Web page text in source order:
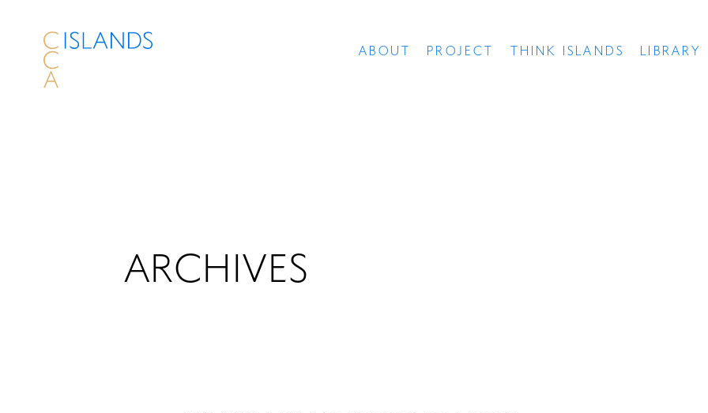
ABOUT PROJECT THINK ISLANDS LIBRARY
ARCHIVES